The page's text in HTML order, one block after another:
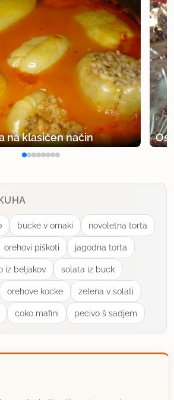
na klasičen način
bucke v omaki novoletna torta
orehovi piškoti jagodna torta
iz beljakov solata iz buck
orehove kocke zelena v solati
coko mafini pecivo š sadjem